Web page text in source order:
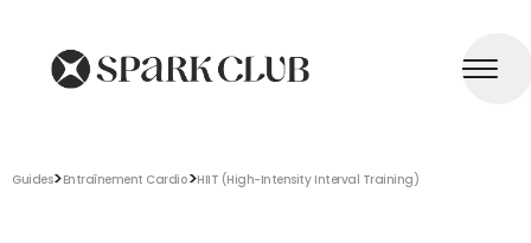
Guides>Entraînement Cardio>HIIT (High-Intensity Interval Training)